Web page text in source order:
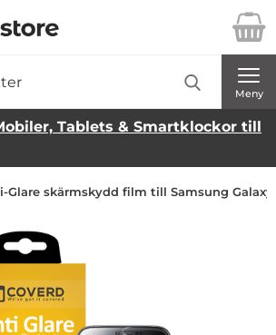
för Danira Telecom AB
Meny
Tablets & Smartklockor till
Glare skärmskydd film till Samsung Galaxy
med